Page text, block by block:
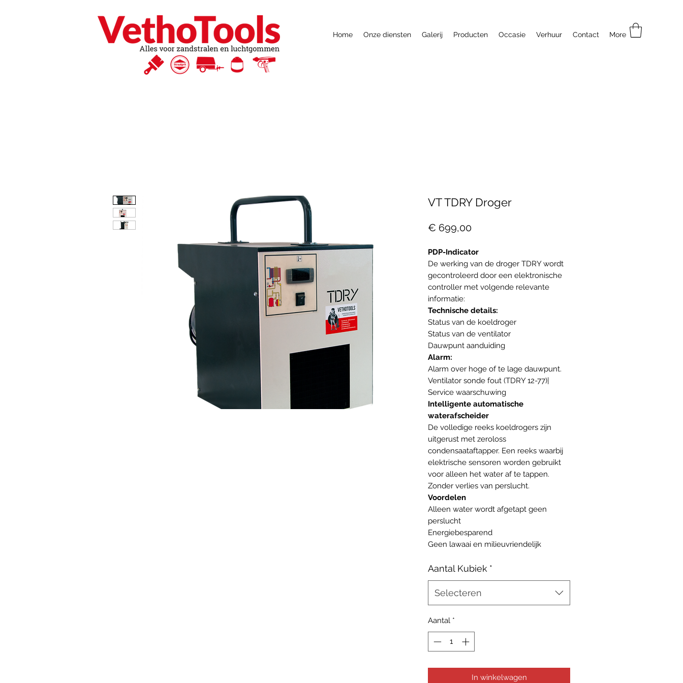
Home Onze diensten Galerij Producten Occasie Verhuur Contact More
VT TDRY Droger
€ 699,00Prijs
PDP-Indicator
De werking van de droger TDRY wordt
gecontroleerd door een elektronische
controller met volgende relevante
informatie:
Technische details:
Status van de koeldroger
Status van de ventilator
Dauwpunt aanduiding
Alarm:
Alarm over hoge of te lage dauwpunt.
Ventilator sonde fout (TDRY 12-77)|
Service waarschuwing
Intelligente automatische
waterafscheider
De volledige reeks koeldrogers zijn
uitgerust met zeroloss
condensaataftapper. Een reeks waarbij
elektrische sensoren worden gebruikt
voor alleen het water af te tappen.
Zonder verlies van perslucht.
Voordelen
Alleen water wordt afgetapt geen
perslucht
Energiebesparend
Geen lawaai en milieuvriendelijk
Aantal Kubiek *
Selecteren
Aantal *
In winkelwagen